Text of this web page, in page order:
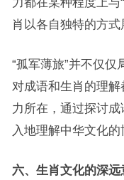
肖以各自独特的方式
“孤军薄旅”并不仅仅
对成语和生肖的理
力所在，通过探讨
入地理解中华文化的
六、生肖文化的深远